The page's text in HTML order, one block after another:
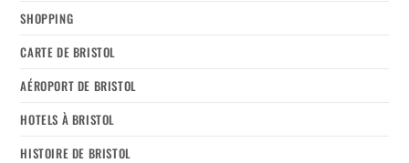
SHOPPING
CARTE DE BRISTOL
AÉROPORT DE BRISTOL
HOTELS À BRISTOL
HISTOIRE DE BRISTOL